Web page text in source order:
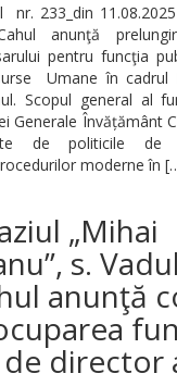
nr. 233_din
anunţă
pentru funcţia
Umane în cadrul
Scopul general al
Generale Învățământ
de politicile
moderne în
„Mihai
s.
anunţă
director